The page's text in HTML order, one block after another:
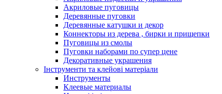
Акриловые пуговицы
Деревянные пуговки
Деревянные катушки и декор
Коннекторы из дерева , бирки и прищепки
Пуговицы из смолы
Пуговки наборами по супер цене
Декоративные украшения
Інструменти та клейові матеріали
Инструменты
Клеевые материалы